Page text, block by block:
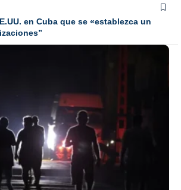
en Cuba que se «establezca un